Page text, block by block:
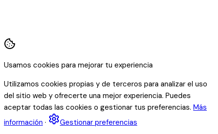
Usamos cookies para mejorar tu experiencia
Utilizamos cookies propias y de terceros para analizar el uso
del sitio web y ofrecerte una mejor experiencia. Puedes
aceptar todas las cookies o gestionar tus preferencias. Más
información · Gestionar preferencias